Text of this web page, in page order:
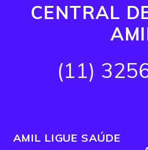
CENTRAL
(11)
AMIL LIGUE SAÚDE